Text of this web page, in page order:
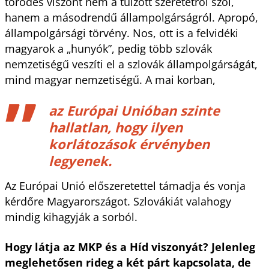
hanem a másodrendű állampolgárságról. Apropó,
állampolgársági törvény. Nos, ott is a felvidéki
magyarok a „hunyók”, pedig több szlovák
nemzetiségű veszíti el a szlovák állampolgárságát,
mind magyar nemzetiségű. A mai korban,
az Európai Unióban szinte
hallatlan, hogy ilyen
korlátozások érvényben
legyenek.
Az Európai Unió előszeretettel támadja és vonja
kérdőre Magyarországot. Szlovákiát valahogy
mindig kihagyják a sorból.
Hogy látja az MKP és a Híd viszonyát? Jelenleg
meglehetősen rideg a két párt kapcsolata, de